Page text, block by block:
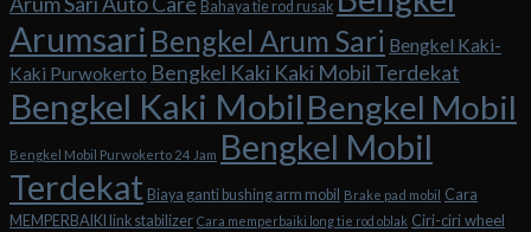
Bahaya tie rod rusak
Arumsari Bengkel Arum Sari Bengkel Kaki-
Kaki Purwokerto Bengkel Kaki Kaki Mobil Terdekat
Bengkel Kaki Mobil Bengkel Mobil
Bengkel Mobil Purwokerto 24 Jam Bengkel Mobil
Terdekat Biaya ganti bushing arm mobil Brake pad mobil Cara
MEMPERBAIKI link stabilizer Cara memperbaiki long tie rod oblak Ciri-ciri wheel